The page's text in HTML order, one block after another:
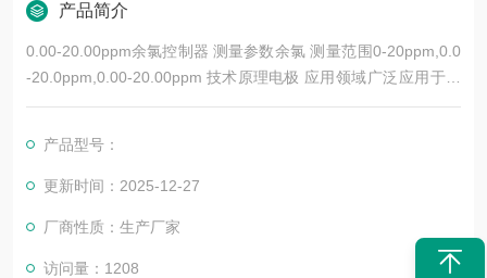
产品简介
0.00-20.00ppm余氯控制器 测量参数余氯 测量范围0-20ppm,0.0
-20.0ppm,0.00-20.00ppm 技术原理电极 应用领域广泛应用于城
市 污水处理厂、电力、供水、医药、化工、食品等行业，对水中
产品型号：
更新时间：2025-12-27
厂商性质：生产厂家
访问量：1208